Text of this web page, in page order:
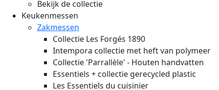
Bekijk de collectie
Keukenmessen
Zakmessen
Collectie Les Forgés 1890
Intempora collectie met heft van polymeer
Collectie 'Parrallèle' - Houten handvatten
Essentiels + collectie gerecycled plastic
Les Essentiels du cuisinier